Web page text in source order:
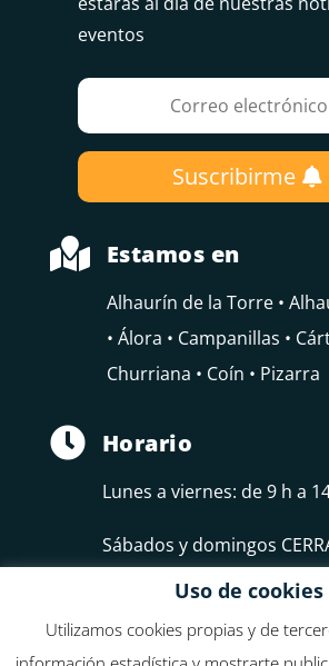
eventos
Suscribirme
 Estamos en
Alhaurín de la Torre •
• Álora • Campanillas •
Churriana • Coín • Pizarra
 Horario
Lunes a viernes: de 9 h a
Sábados y domingos
Uso de cookies
Utilizamos cookies propias y de